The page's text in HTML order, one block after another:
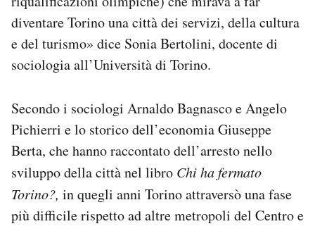
diventare Torino una città dei servizi, della cultura
e del turismo» dice Sonia Bertolini, docente di
sociologia all’Università di Torino.
Secondo i sociologi Arnaldo Bagnasco e Angelo
Pichierri e lo storico dell’economia Giuseppe
Berta, che hanno raccontato dell’arresto nello
sviluppo della città nel libro Chi ha fermato
Torino?, in quegli anni Torino attraversò una fase
più difficile rispetto ad altre metropoli del Centro e